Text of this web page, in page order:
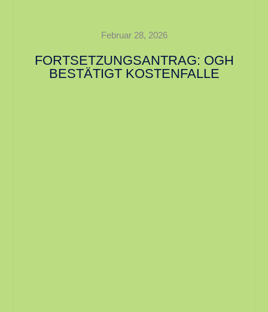
Februar 28, 2026
FORTSETZUNGSANTRAG: OGH
BESTÄTIGT KOSTENFALLE